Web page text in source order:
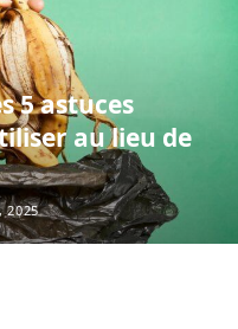
5 astuces
au lieu de
2025